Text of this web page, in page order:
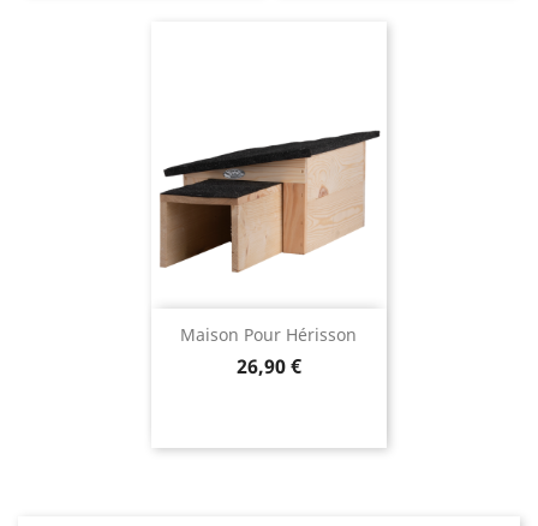
Maison Pour Hérisson
Prix
26,90 €